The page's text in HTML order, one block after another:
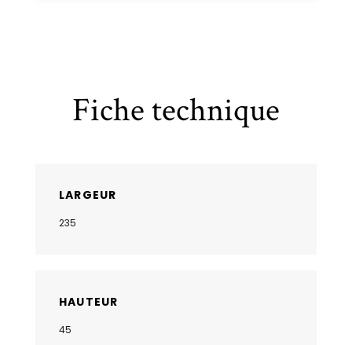
Fiche technique
LARGEUR
235
HAUTEUR
45